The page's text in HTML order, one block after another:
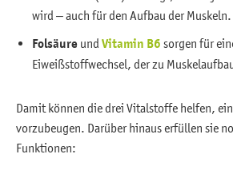
wird – auch für den Aufbau der Muskeln.
Folsäure und Vitamin B6 sorgen für
Eiweißstoffwechsel, der zu
Damit können die drei Vitalstoffe helfen,
vorzubeugen. Darüber hinaus erfüllen sie
Funktionen: